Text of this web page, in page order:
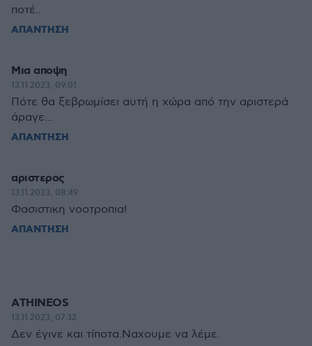
ποτέ..
ΑΠΑΝΤΗΣΗ
Μια αποψη
13.11.2023, 09:01
Πότε θα ξεβρωμίσει αυτή η χώρα από την αριστερά
άραγε...
ΑΠΑΝΤΗΣΗ
αριστερος
13.11.2023, 08:49
Φασιστικη νοοτροπια!
ΑΠΑΝΤΗΣΗ
ΑTHINEOS
13.11.2023, 07:32
Δεν έγινε και τίποτα.Ναχουμε να λέμε.